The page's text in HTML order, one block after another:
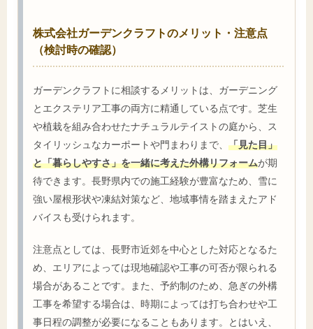
株式会社ガーデンクラフトのメリット・注意点
（検討時の確認）
ガーデンクラフトに相談するメリットは、ガーデニング
とエクステリア工事の両方に精通している点です。芝生
や植栽を組み合わせたナチュラルテイストの庭から、ス
タイリッシュなカーポートや門まわりまで、 「見た目」
と「暮らしやすさ」を一緒に考えた外構リフォームが期
待できます。長野県内での施工経験が豊富なため、雪に
強い屋根形状や凍結対策など、地域事情を踏まえたアド
バイスも受けられます。
注意点としては、長野市近郊を中心とした対応となるた
め、エリアによっては現地確認や工事の可否が限られる
場合があることです。また、予約制のため、急ぎの外構
工事を希望する場合は、時期によっては打ち合わせや工
事日程の調整が必要になることもあります。とはいえ、